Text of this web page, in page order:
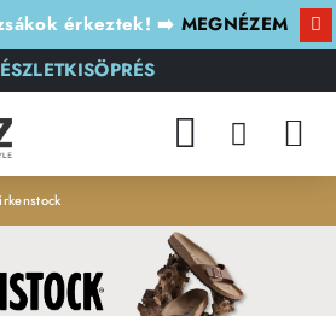
érkeztek! ➡️ MEGNÉZEM